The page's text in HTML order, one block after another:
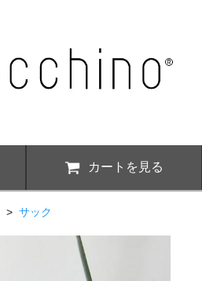
カートを見る
> サック